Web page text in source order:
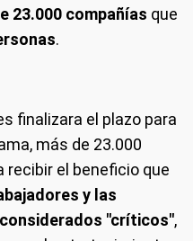
23.000 compañías que
.
finalizara el plazo para
más de 23.000
recibir el beneficio que
y las
"críticos",